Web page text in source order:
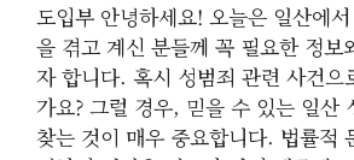
도입부 안녕하세요! 오늘은 일산에
을 겪고 계신 분들께 꼭 필요한 정보
자 합니다. 혹시 성범죄 관련 사건으
가요? 그럴 경우, 믿을 수 있는 일산
찾는 것이 매우 중요합니다. 법률적